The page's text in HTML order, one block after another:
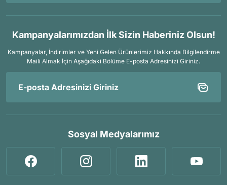
Kampanyalarımızdan İlk Sizin Haberiniz Olsun!
Kampanyalar, İndirimler ve Yeni Gelen Ürünlerimiz Hakkında Bilgilendirme
Maili Almak İçin Aşağıdaki Bölüme E-posta Adresinizi Giriniz.
Sosyal Medyalarımız